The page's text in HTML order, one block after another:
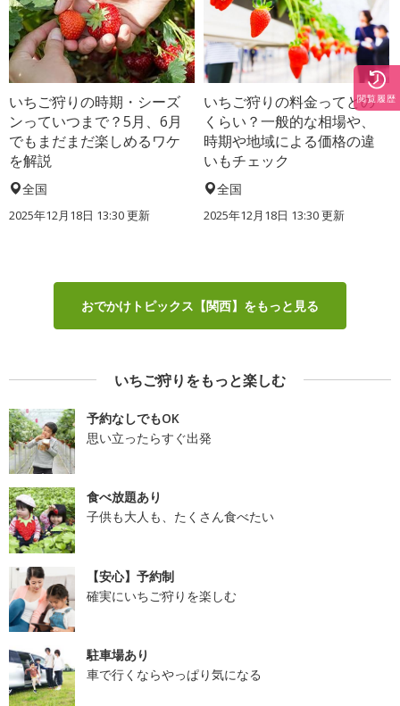
いちご狩りの時期・シーズ
ンっていつまで？5月、6月
でもまだまだ楽しめるワケ
を解説
全国
2025年12月18日 13:30 更新
いちご狩りの料金ってどの
くらい？一般的な相場や、
時期や地域による価格の違
いもチェック
全国
2025年12月18日 13:30 更新
おでかけトピックス【関西】をもっと見る
いちご狩りをもっと楽しむ
予約なしでもOK
思い立ったらすぐ出発
食べ放題あり
子供も大人も、たくさん食べたい
【安心】予約制
確実にいちご狩りを楽しむ
駐車場あり
車で行くならやっぱり気になる
閲覧履歴